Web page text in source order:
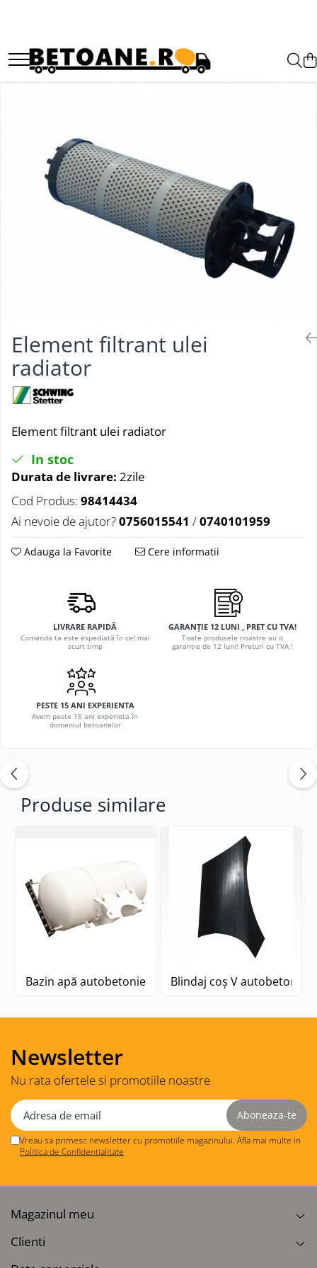
PIESE AUTOBETONIERE
AUTOBETONIERE STETTER
AUTOBETONIERE KARENA
AUTOBETONIERE INTERMIX
AUTOBETONIERE PUTZMEISTER
Element filtrant ulei
radiator
Element filtrant ulei radiator
In stoc
Durata de livrare: 2zile
Cod Produs: 98414434
Ai nevoie de ajutor?0756015541 /0740101959
Adauga la Favorite Cere informatii
LIVRARE RAPIDĂ
Comanda ta este expediată în cel mai
scurt timp
GARANȚIE 12 LUNI , PRET CU TVA!
Toate produsele noastre au o
garanție de 12 luni! Preturi cu TVA !
PESTE 15 ANI EXPERIENTA
Avem peste 15 ani experieta în
domeniul betoanelor
Produse similare
Bazin apă autobetonieră StetterBlindaj coș V
Newsletter
Nu rata ofertele si promotiile noastre
Vreau sa primesc newsletter cu promotiile magazinului. Afla mai multe in
Politica de Confidentialitate
Magazinul meu
Clienti